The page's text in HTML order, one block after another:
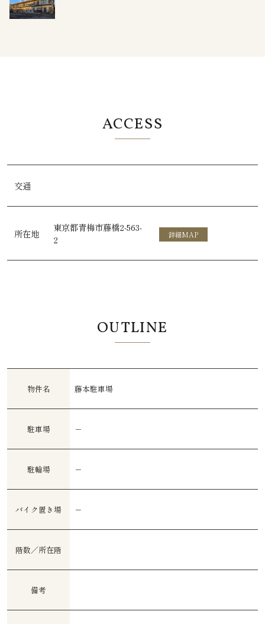
ACCESS
交通
所在地
東京都青梅市藤橋2-563-
2
詳細MAP
OUTLINE
物件名 藤本駐車場
駐車場 －
駐輪場 －
バイク置き場 －
階数／所在階
備考